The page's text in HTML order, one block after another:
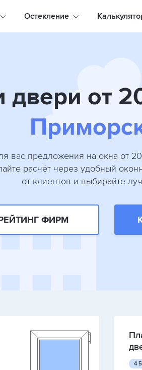
Остекление
двери от
вас предложения на окна от
расчёт через удобный
от клиентов и выбирайте
ФИРМ
4